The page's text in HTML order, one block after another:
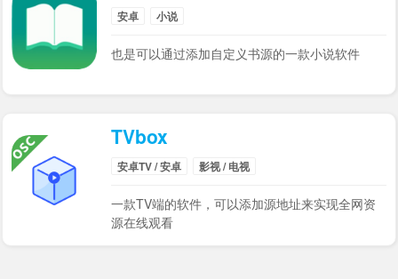
安卓 小说
也是可以通过添加自定义书源的一款小说软件
TVbox
安卓TV / 安卓 影视 / 电视
一款TV端的软件，可以添加源地址来实现全网资
源在线观看